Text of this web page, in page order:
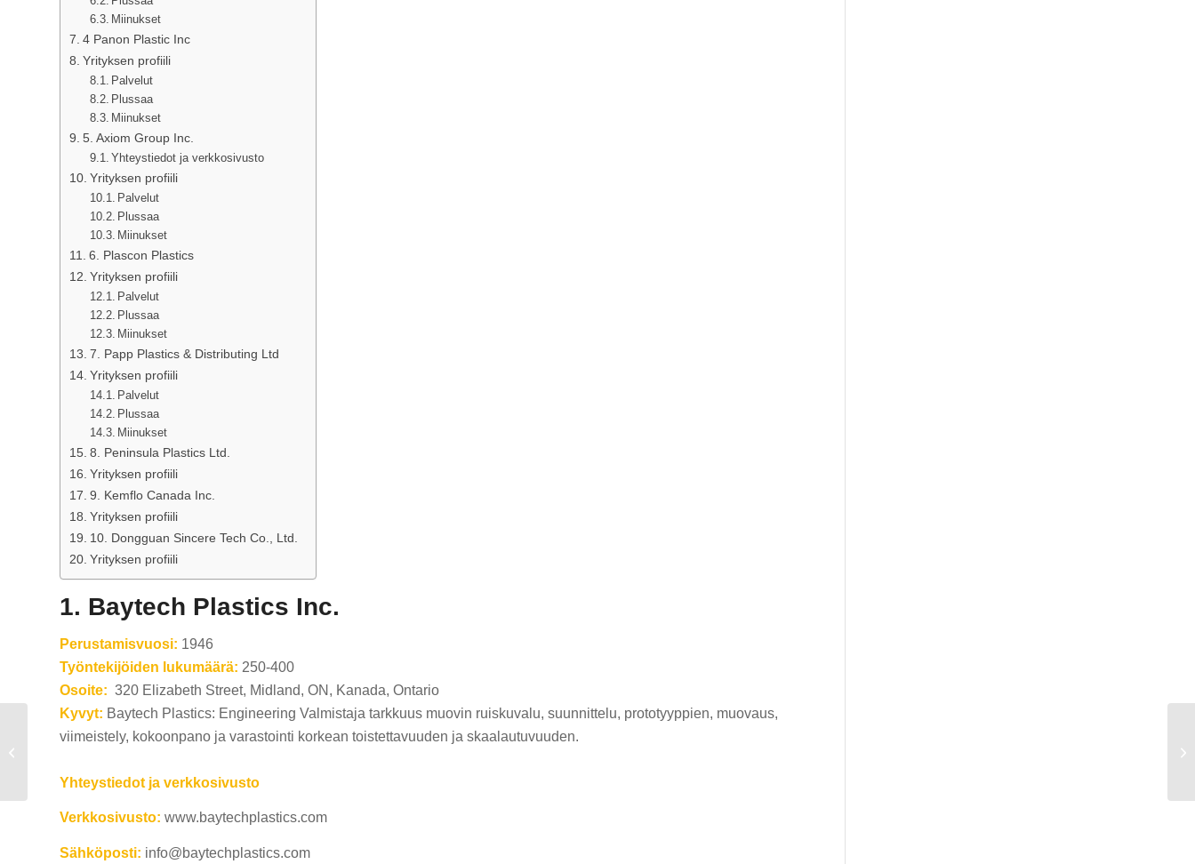
Miinukset
4 Panon Plastic Inc
Yrityksen profiili
Palvelut
Plussaa
Miinukset
5. Axiom Group Inc.
Yhteystiedot ja verkkosivusto
Yrityksen profiili
Palvelut
Plussaa
Miinukset
6. Plascon Plastics
Yrityksen profiili
Palvelut
Plussaa
Miinukset
7. Papp Plastics & Distributing Ltd
Yrityksen profiili
Palvelut
Plussaa
Miinukset
8. Peninsula Plastics Ltd.
Yrityksen profiili
9. Kemflo Canada Inc.
Yrityksen profiili
10. Dongguan Sincere Tech Co., Ltd.
Yrityksen profiili
1. Baytech Plastics Inc.
Perustamisvuosi: 1946
Työntekijöiden lukumäärä: 250-400
Osoite: 320 Elizabeth Street, Midland, ON, Kanada, Ontario
Kyvyt: Baytech Plastics: Engineering Valmistaja tarkkuus muovin ruiskuvalu, suunnittelu, prototyyppien, muovaus,
viimeistely, kokoonpano ja varastointi korkean toistettavuuden ja skaalautuvuuden.
Yhteystiedot ja verkkosivusto
Verkkosivusto: www.baytechplastics.com
Sähköposti: info@baytechplastics.com
Top 10 Muovin